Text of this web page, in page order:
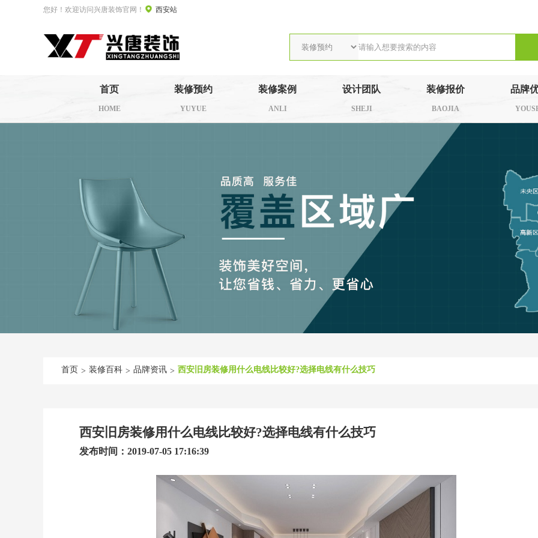
您好！欢迎访问兴唐装饰官网！ 西安站
首页
HOME
装修预约
YUYUE
装修案例
ANLI
设计团队
SHEJI
装修报价
BAOJIA
品牌
首页 > 装修百科 > 品牌资讯 > 西安旧房装修用什么电线比较好?选择电线有什么技巧
西安旧房装修用什么电线比较好?选择电线有什么技巧
发布时间：2019-07-05 17:16:39